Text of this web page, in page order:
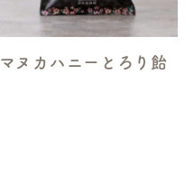
マヌカハニーとろり飴